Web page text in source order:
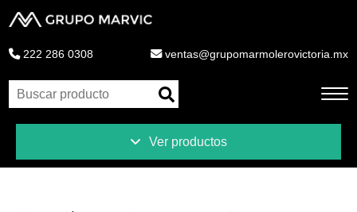
222 286 0308 ventas@grupomarmolerovictoria.mx
Ver productos